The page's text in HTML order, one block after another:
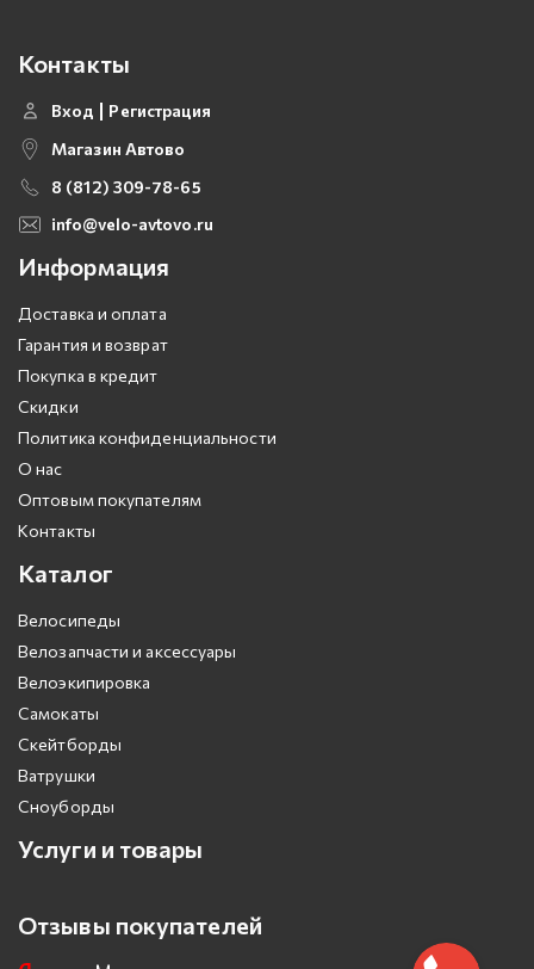
Контакты
Вход
Регистрация
Магазин Автово
8 (812) 309-78-65
info@velo-avtovo.ru
Информация
Доставка и оплата
Гарантия и возврат
Покупка в кредит
Скидки
Политика конфиденциальности
О нас
Оптовым покупателям
Контакты
Каталог
Велосипеды
Велозапчасти и аксессуары
Велоэкипировка
Самокаты
Скейтборды
Ватрушки
Сноуборды
Услуги и товары
Отзывы покупателей